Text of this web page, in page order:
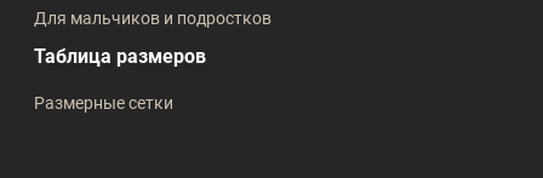
Для мальчиков и подростков
Таблица размеров
Размерные сетки